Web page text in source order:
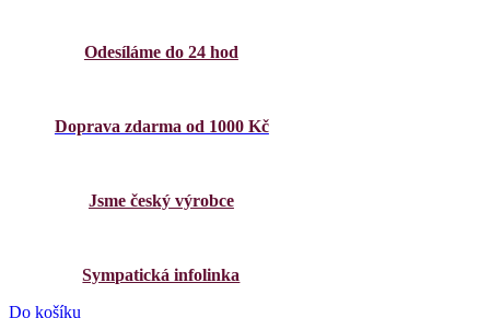
Odesíláme do 24 hod
Doprava zdarma od 1000 Kč
Jsme český výrobce
Sympatická infolinka
Do košíku